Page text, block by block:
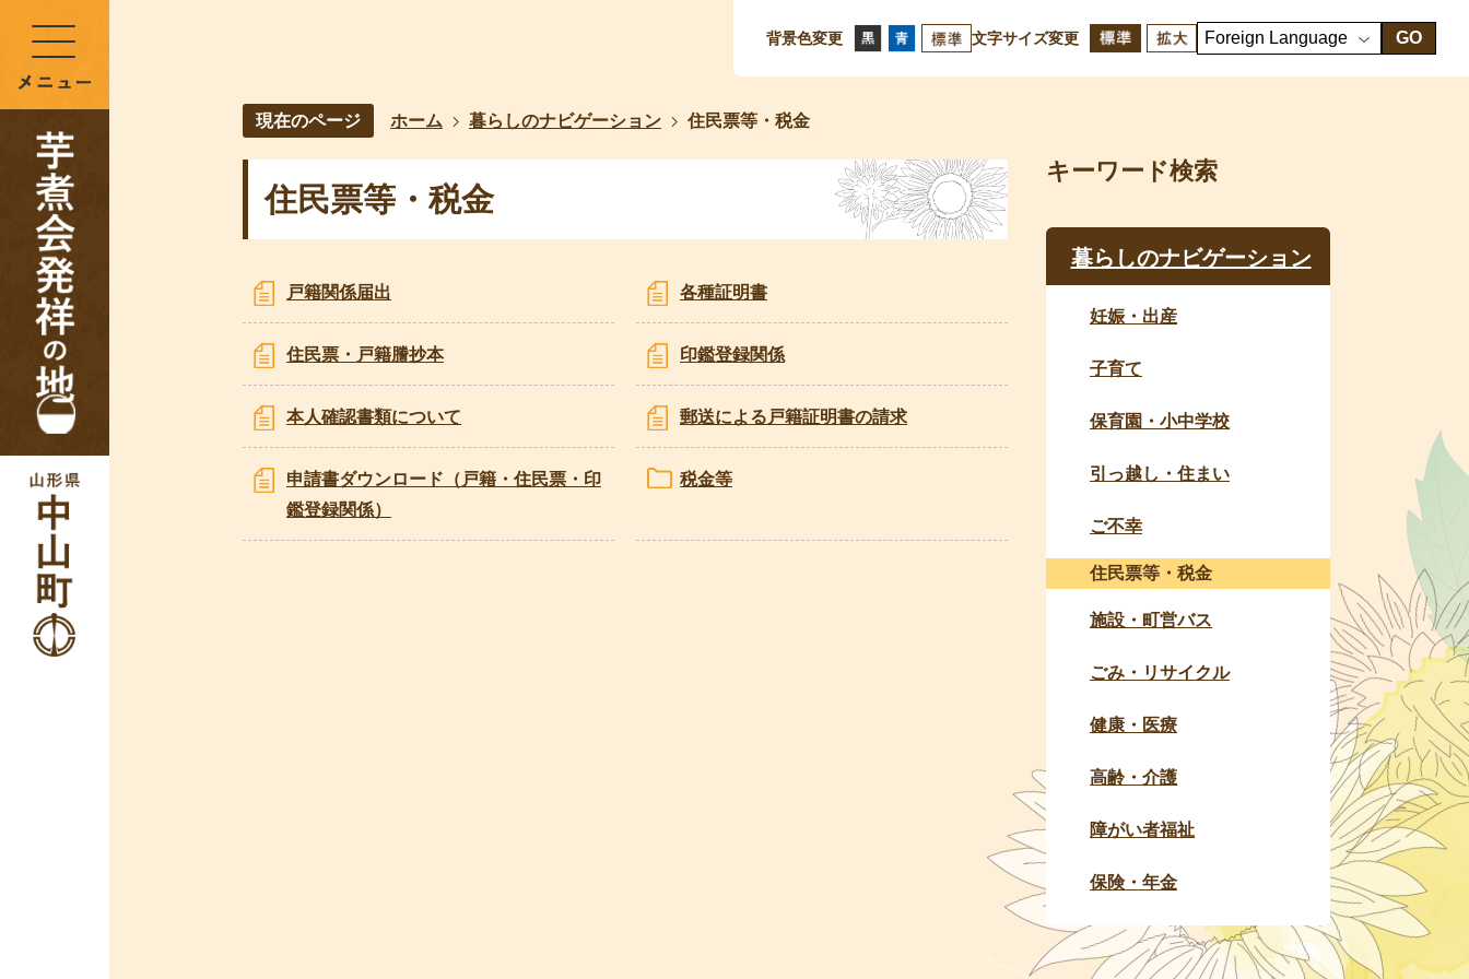
背景色変更 文字サイズ変更 GO
現在のページ ホーム 暮らしのナビゲーション 住民票等・税金
住民票等・税金
戸籍関係届出 各種証明書
住民票・戸籍謄抄本 印鑑登録関係
本人確認書類について 郵送による戸籍証明書の請求
申請書ダウンロード（戸籍・住民票・印
鑑登録関係）
税金等
キーワード検索
暮らしのナビゲーション
妊娠・出産
子育て
保育園・小中学校
引っ越し・住まい
ご不幸
住民票等・税金
施設・町営バス
ごみ・リサイクル
健康・医療
高齢・介護
障がい者福祉
保険・年金